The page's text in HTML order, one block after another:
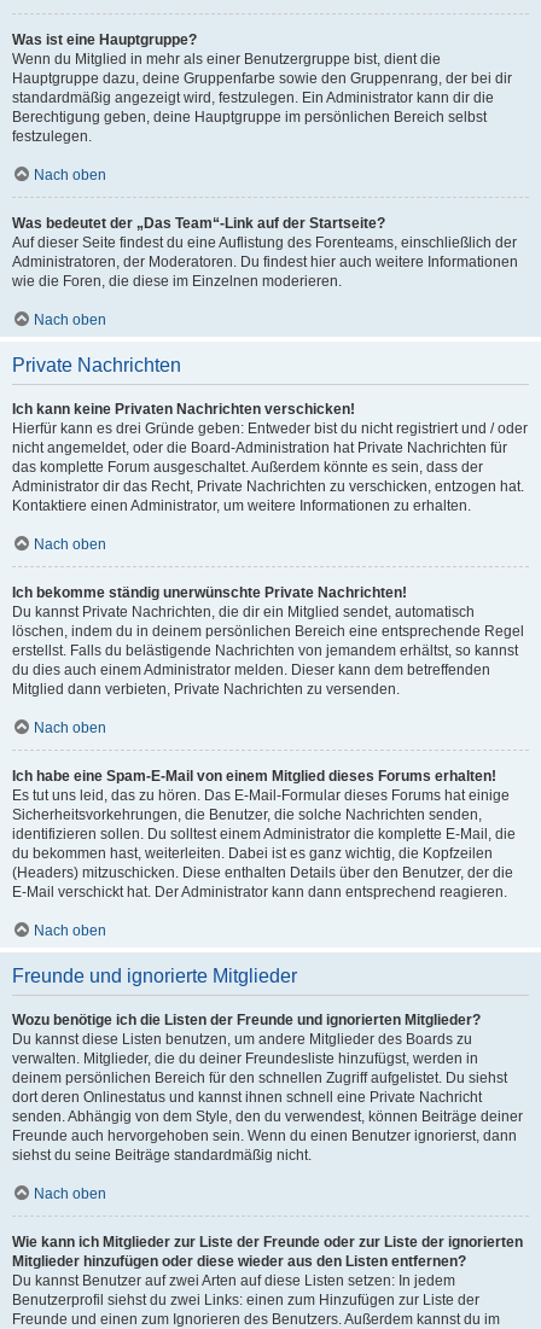
Was ist eine Hauptgruppe?
Wenn du Mitglied in mehr als einer Benutzergruppe bist, dient die
Hauptgruppe dazu, deine Gruppenfarbe sowie den Gruppenrang, der bei dir
standardmäßig angezeigt wird, festzulegen. Ein Administrator kann dir die
Berechtigung geben, deine Hauptgruppe im persönlichen Bereich selbst
festzulegen.
Nach oben
Was bedeutet der „Das Team“-Link auf der Startseite?
Auf dieser Seite findest du eine Auflistung des Forenteams, einschließlich der
Administratoren, der Moderatoren. Du findest hier auch weitere Informationen
wie die Foren, die diese im Einzelnen moderieren.
Nach oben
Private Nachrichten
Ich kann keine Privaten Nachrichten verschicken!
Hierfür kann es drei Gründe geben: Entweder bist du nicht registriert und / oder
nicht angemeldet, oder die Board-Administration hat Private Nachrichten für
das komplette Forum ausgeschaltet. Außerdem könnte es sein, dass der
Administrator dir das Recht, Private Nachrichten zu verschicken, entzogen hat.
Kontaktiere einen Administrator, um weitere Informationen zu erhalten.
Nach oben
Ich bekomme ständig unerwünschte Private Nachrichten!
Du kannst Private Nachrichten, die dir ein Mitglied sendet, automatisch
löschen, indem du in deinem persönlichen Bereich eine entsprechende Regel
erstellst. Falls du belästigende Nachrichten von jemandem erhältst, so kannst
du dies auch einem Administrator melden. Dieser kann dem betreffenden
Mitglied dann verbieten, Private Nachrichten zu versenden.
Nach oben
Ich habe eine Spam-E-Mail von einem Mitglied dieses Forums erhalten!
Es tut uns leid, das zu hören. Das E-Mail-Formular dieses Forums hat einige
Sicherheitsvorkehrungen, die Benutzer, die solche Nachrichten senden,
identifizieren sollen. Du solltest einem Administrator die komplette E-Mail, die
du bekommen hast, weiterleiten. Dabei ist es ganz wichtig, die Kopfzeilen
(Headers) mitzuschicken. Diese enthalten Details über den Benutzer, der die
E-Mail verschickt hat. Der Administrator kann dann entsprechend reagieren.
Nach oben
Freunde und ignorierte Mitglieder
Wozu benötige ich die Listen der Freunde und ignorierten Mitglieder?
Du kannst diese Listen benutzen, um andere Mitglieder des Boards zu
verwalten. Mitglieder, die du deiner Freundesliste hinzufügst, werden in
deinem persönlichen Bereich für den schnellen Zugriff aufgelistet. Du siehst
dort deren Onlinestatus und kannst ihnen schnell eine Private Nachricht
senden. Abhängig von dem Style, den du verwendest, können Beiträge deiner
Freunde auch hervorgehoben sein. Wenn du einen Benutzer ignorierst, dann
siehst du seine Beiträge standardmäßig nicht.
Nach oben
Wie kann ich Mitglieder zur Liste der Freunde oder zur Liste der ignorierten
Mitglieder hinzufügen oder diese wieder aus den Listen entfernen?
Du kannst Benutzer auf zwei Arten auf diese Listen setzen: In jedem
Benutzerprofil siehst du zwei Links: einen zum Hinzufügen zur Liste der
Freunde und einen zum Ignorieren des Benutzers. Außerdem kannst du im